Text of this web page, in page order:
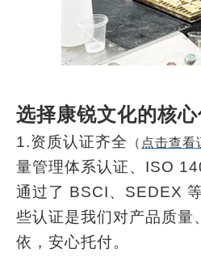
选择康锐文化的核
1.资质认证齐全 （ 点击查看
量管理体系认证、ISO
通过了 ​​BSCI、SEDEX​​
些认证是我们对产品质量
依，安心托付。